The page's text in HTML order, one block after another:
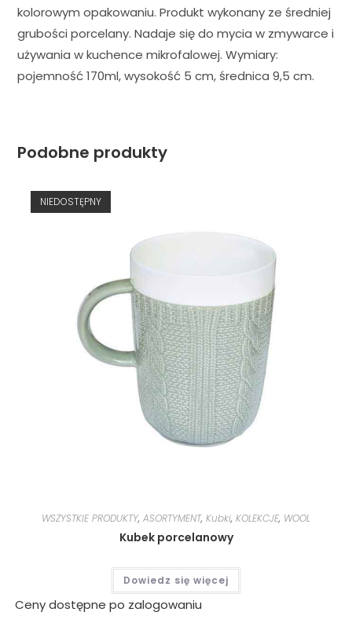
kolorowym opakowaniu. Produkt wykonany ze średniej
grubości porcelany. Nadaje się do mycia w zmywarce i
używania w kuchence mikrofalowej. Wymiary:
pojemność 170ml, wysokość 5 cm, średnica 9,5 cm.
Podobne produkty
NIEDOSTĘPNY
WSZYSTKIE PRODUKTY, ASORTYMENT, Kubki, KOLEKCJE, WOOL
Kubek porcelanowy
Dowiedz się więcej
Ceny dostępne po zalogowaniu